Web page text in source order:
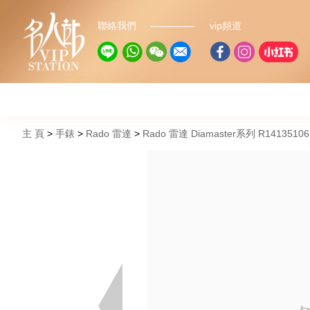
聯絡我們 vip頻道
主 頁 手錶 Rado 雷達 Rado 雷達 Diamaster系列